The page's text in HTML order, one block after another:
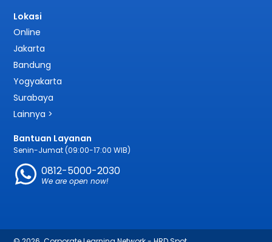
Lokasi
Online
Jakarta
Bandung
Yogyakarta
Surabaya
Lainnya >
Bantuan Layanan
Senin-Jumat (09:00-17:00 WIB)
0812-5000-2030
We are open now!